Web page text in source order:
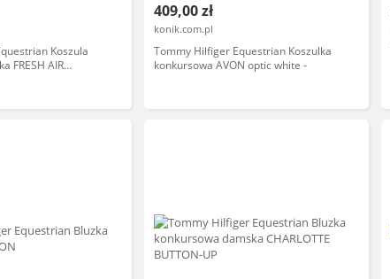
Koszula
FRESH AIR
409,00 zł
konik.com.pl
Tommy Hilfiger Equestrian Koszulka
konkursowa AVON optic white -